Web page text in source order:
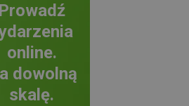
Prowadź
online.
dowolną
skalę.